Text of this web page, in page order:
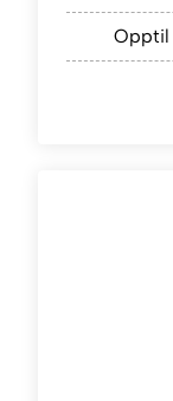
Opptil